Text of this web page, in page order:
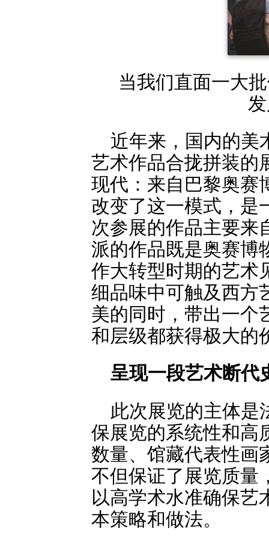
当我们直面一大
近年来，国内的美
艺术作品合拢拼装的
现代：来自巴黎奥赛
改变了这一模式，是
次参展的作品主要来
派的作品既是奥赛博
作大转型时期的艺术
细品味中可触及西方
美的同时，带出一个
和层级都获得极大的
呈现一段艺术断代
此次展览的主体是
保展览的系统性和高
数量、馆藏代表性画
不但保证了展览质量
以高学术水准确保艺
本策略和做法。